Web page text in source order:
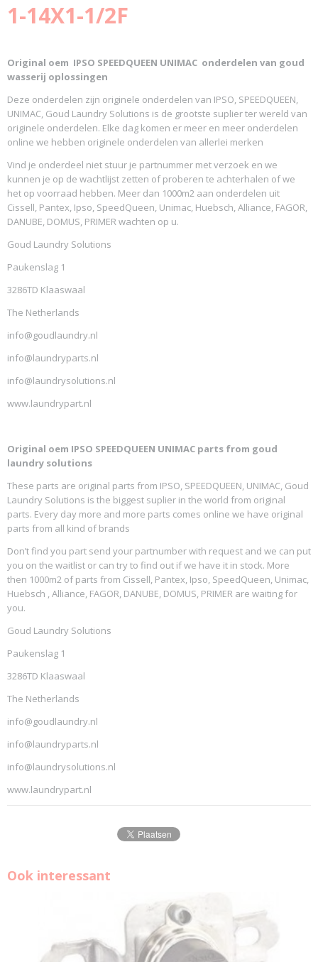
1-14X1-1/2F
Original oem IPSO SPEEDQUEEN UNIMAC onderdelen van goud
wasserij oplossingen
Deze onderdelen zijn originele onderdelen van IPSO, SPEEDQUEEN,
UNIMAC, Goud Laundry Solutions is de grootste suplier ter wereld van
originele onderdelen. Elke dag komen er meer en meer onderdelen
online we hebben originele onderdelen van allerlei merken
Vind je onderdeel niet stuur je partnummer met verzoek en we
kunnen je op de wachtlijst zetten of proberen te achterhalen of we
het op voorraad hebben. Meer dan 1000m2 aan onderdelen uit
Cissell, Pantex, Ipso, SpeedQueen, Unimac, Huebsch, Alliance, FAGOR,
DANUBE, DOMUS, PRIMER wachten op u.
Goud Laundry Solutions
Paukenslag 1
3286TD Klaaswaal
The Netherlands
info@goudlaundry.nl
info@laundryparts.nl
info@laundrysolutions.nl
www.laundrypart.nl
Original oem IPSO SPEEDQUEEN UNIMAC parts from goud
laundry solutions
These parts are original parts from IPSO, SPEEDQUEEN, UNIMAC, Goud
Laundry Solutions is the biggest suplier in the world from original
parts. Every day more and more parts comes online we have original
parts from all kind of brands
Don’t find you part send your partnumber with request and we can put
you on the waitlist or can try to find out if we have it in stock. More
then 1000m2 of parts from Cissell, Pantex, Ipso, SpeedQueen, Unimac,
Huebsch , Alliance, FAGOR, DANUBE, DOMUS, PRIMER are waiting for
you.
Goud Laundry Solutions
Paukenslag 1
3286TD Klaaswaal
The Netherlands
info@goudlaundry.nl
info@laundryparts.nl
info@laundrysolutions.nl
www.laundrypart.nl
Ook interessant